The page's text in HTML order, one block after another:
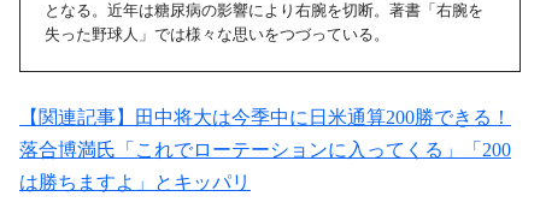
となる。近年は糖尿病の影響により右腕を切断。著書「右腕を
失った野球人」では様々な思いをつづっている。
【関連記事】田中将大は今季中に日米通算200勝できる！
落合博満氏「これでローテーションに入ってくる」「200
は勝ちますよ」とキッパリ